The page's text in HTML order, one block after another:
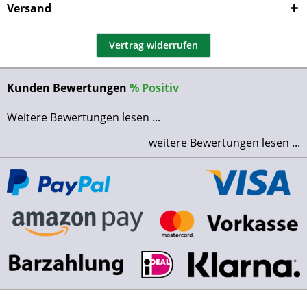
Versand
Vertrag widerrufen
Kunden Bewertungen % Positiv
Weitere Bewertungen lesen ...
weitere Bewertungen lesen ...